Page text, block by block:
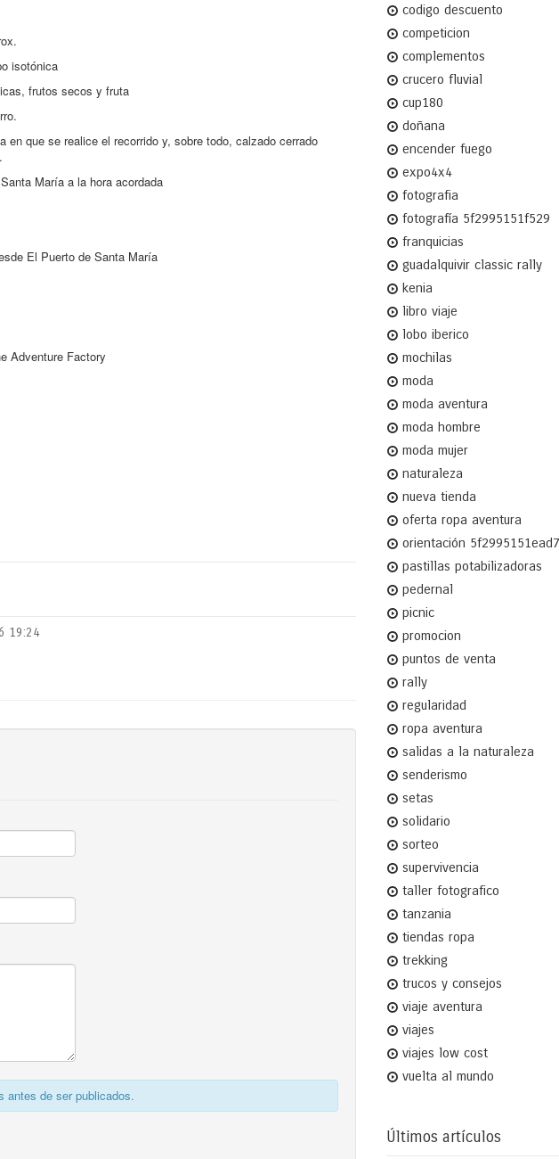
isotónica
frutos secos y fruta
en que se realice el recorrido y, sobre todo, calzado cerrado
María a la hora acordada
El Puerto de Santa María
Adventure Factory
19:24
antes de ser publicados.
codigo descuento
competicion
complementos
crucero fluvial
cup180
doñana
encender fuego
expo4x4
fotografia
fotografía 5f2995151f529
franquicias
guadalquivir classic rally
kenia
libro viaje
lobo iberico
mochilas
moda
moda aventura
moda hombre
moda mujer
naturaleza
nueva tienda
oferta ropa aventura
orientación 5f2995151ead7
pastillas potabilizadoras
pedernal
picnic
promocion
puntos de venta
rally
regularidad
ropa aventura
salidas a la naturaleza
senderismo
setas
solidario
sorteo
supervivencia
taller fotografico
tanzania
tiendas ropa
trekking
trucos y consejos
viaje aventura
viajes
viajes low cost
vuelta al mundo
Últimos artículos